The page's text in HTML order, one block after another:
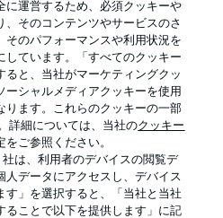
に運営するため、必須クッキーや
、そのコンテンツやサービスのさ
そのパフォーマンスや利用状況を
しています。「すべてのクッキー
ると、当社がマーケティングクッ
ーシャルメディアクッキーを使用
ります。これらのクッキーの一部
詳細については、当社のクッキー
をご参照ください。
社は、利用者のデバイスの閲覧デ
人データにアクセスし、デバイス
す」を選択すると、「当社と当社
ることで以下を提供します」に記